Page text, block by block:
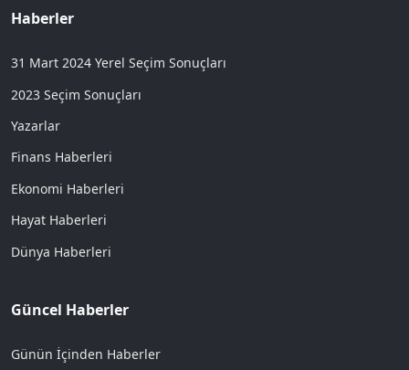
Haberler
31 Mart 2024 Yerel Seçim Sonuçları
2023 Seçim Sonuçları
Yazarlar
Finans Haberleri
Ekonomi Haberleri
Hayat Haberleri
Dünya Haberleri
Güncel Haberler
Günün İçinden Haberler